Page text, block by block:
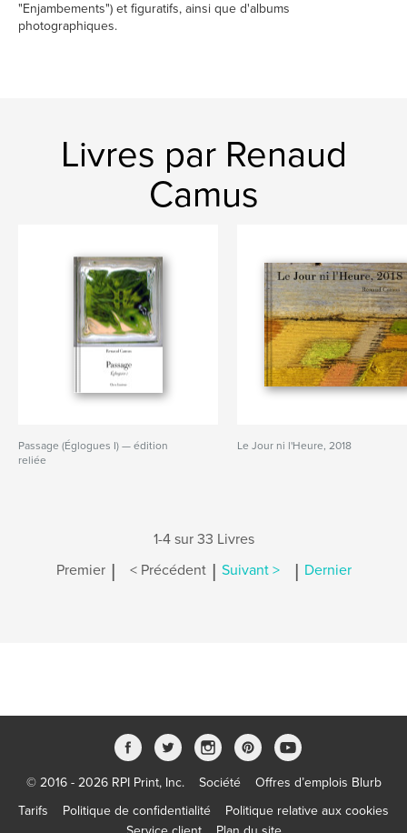
"Enjambements") et figuratifs, ainsi que d'albums
photographiques.
Livres par Renaud
Camus
Passage (Églogues I) — édition
reliée
Le Jour ni l'Heure, 2018
1-4 sur 33 Livres
Premier | < Précédent | Suivant > | Dernier
© 2016 - 2026 RPI Print, Inc. Société
Offres d’emplois Blurb
Tarifs
Politique de confidentialité
Politique relative aux cookies